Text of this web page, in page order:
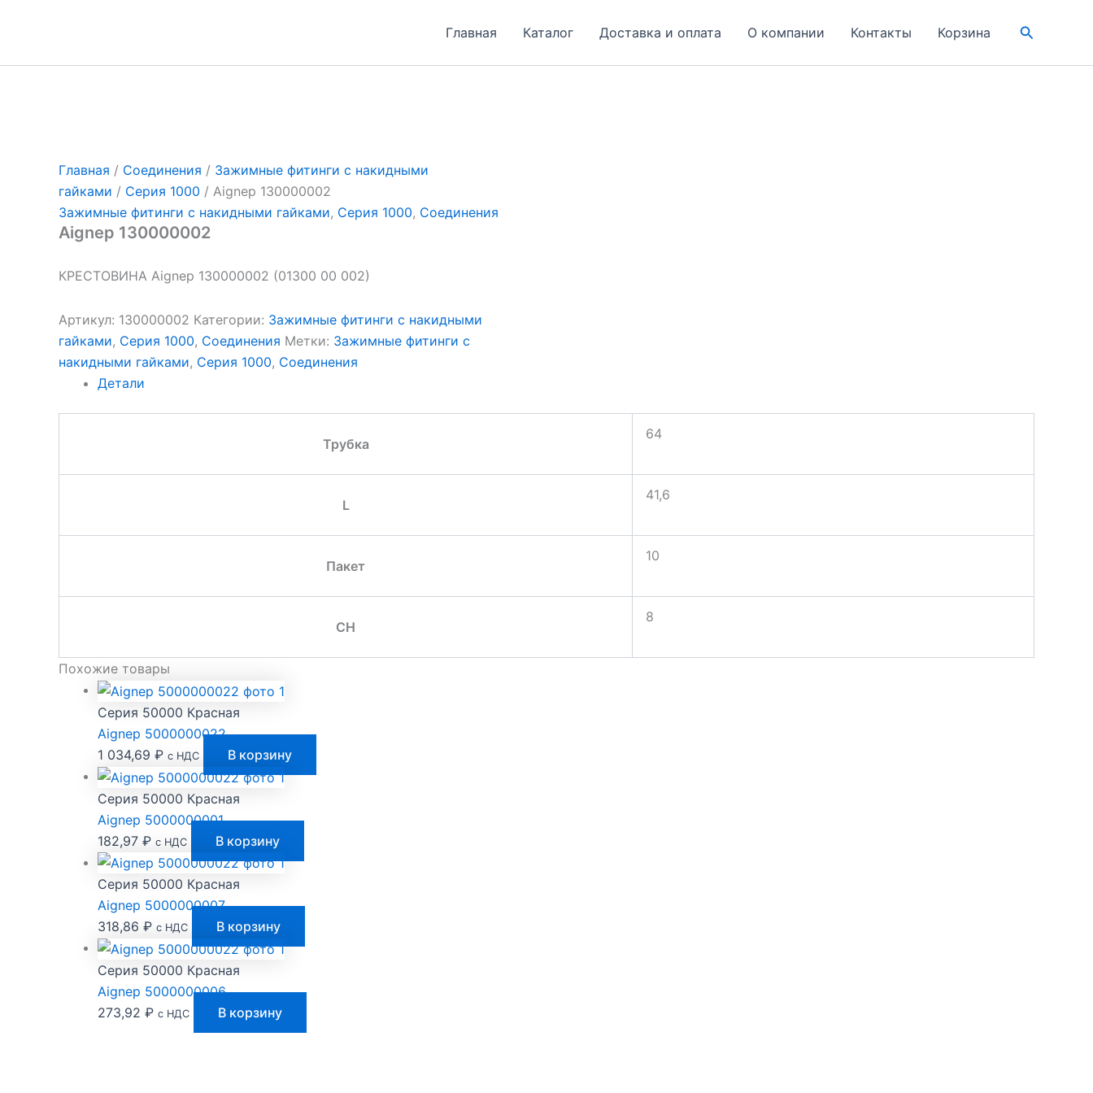
Главная Каталог Доставка и оплата О компании Контакты Корзина Поиск
Главная / Соединения / Зажимные фитинги с накидными
гайками / Серия 1000 / Aignep 130000002
Зажимные фитинги с накидными гайками, Серия 1000, Соединения
Aignep 130000002
КРЕСТОВИНА Aignep 130000002 (01300 00 002)
Артикул: 130000002 Категории: Зажимные фитинги с накидными
гайками, Серия 1000, Соединения Метки: Зажимные фитинги с
накидными гайками, Серия 1000, Соединения
Детали
Трубка
64
L
41,6
Пакет
10
CH
8
Похожие товары
Серия 50000 Красная
Aignep 5000000022
1 034,69 ₽ с НДС В корзину
Серия 50000 Красная
Aignep 5000000001
182,97 ₽ с НДС В корзину
Серия 50000 Красная
Aignep 5000000007
318,86 ₽ с НДС В корзину
Серия 50000 Красная
Aignep 5000000006
273,92 ₽ с НДС В корзину